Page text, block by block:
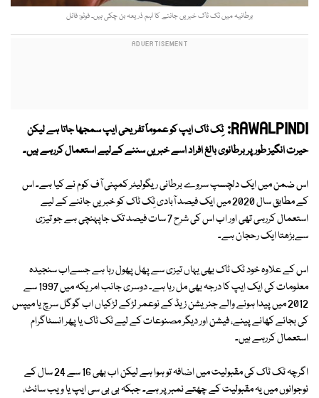
برطانیہ میں ٹک ٹاک خبریں جاننے کا اہم ذریعہ بن چکی ہیں۔ فوٹو: فائل
RAWALPINDI: ٹِک ٹاک ایپ کو عموماً تفریحی ایپ سمجھا جاتا ہے لیکن
حیرت انگیز طور پر برطانوی بالغ افراد اسے خبریں سننے کےلیے استعمال کررہے ہیں۔
اس ضمن میں ایک دلچسپ سروے برطانی ریگولیٹر کمپنی آف کوم نے کیا ہے۔ اس
کے مطابق سال 2020 میں ایک فیصد آبادی ٹِک ٹاک کو خبریں جاننے کے لیے
استعمال کررہی تھی اور اب اس کی شرح 7 سات فیصد تک جاپہنچی ہے جو تیزی
سےبڑھتا ایک رحجان ہے۔
اس کے علاوہ خود ٹک ٹاک بھی یہاں تیزی سے پھل پھول رہا ہے جسےاب سنجیدہ
معلومات کی ایک ایپ کا درجہ بھی مل رہا ہے۔ دوسری جانب امریکہ میں 1997 سے
2012 میں پیدا ہونے والے جنریشن زیڈ کے نوعمر لڑکے لڑکیاں اب گوگل سرچ یا میپس
کی بجائے کھانے پینے، فیشن اور دیگر مصنوعات کے لیے ٹک ٹاک یا پھر انسٹاگرام
استعمال کررہے ہیں۔
اگرچہ ٹک ٹاک کی مقبولیت میں اضافہ تو ہوا ہے لیکن اب بھی 16 سے 24 سال کے
نوجوانوں میں یہ مقبولیت کے چھتے نمبر پر ہے۔ جبکہ بی بی سی ایپ یا ویب سائٹ،